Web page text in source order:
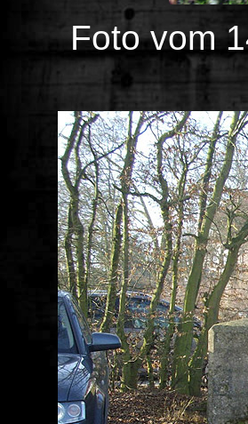
Foto vom